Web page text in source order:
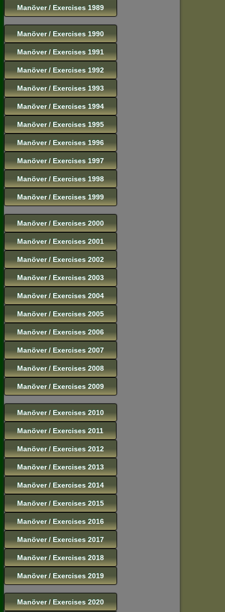
Manöver / Exercises 1989
Manöver / Exercises 1990
Manöver / Exercises 1991
Manöver / Exercises 1992
Manöver / Exercises 1993
Manöver / Exercises 1994
Manöver / Exercises 1995
Manöver / Exercises 1996
Manöver / Exercises 1997
Manöver / Exercises 1998
Manöver / Exercises 1999
Manöver / Exercises 2000
Manöver / Exercises 2001
Manöver / Exercises 2002
Manöver / Exercises 2003
Manöver / Exercises 2004
Manöver / Exercises 2005
Manöver / Exercises 2006
Manöver / Exercises 2007
Manöver / Exercises 2008
Manöver / Exercises 2009
Manöver / Exercises 2010
Manöver / Exercises 2011
Manöver / Exercises 2012
Manöver / Exercises 2013
Manöver / Exercises 2014
Manöver / Exercises 2015
Manöver / Exercises 2016
Manöver / Exercises 2017
Manöver / Exercises 2018
Manöver / Exercises 2019
Manöver / Exercises 2020